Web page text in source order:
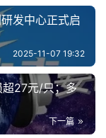
发中心正式启
2025-11-07 19:32
超27元/只；多
下一篇